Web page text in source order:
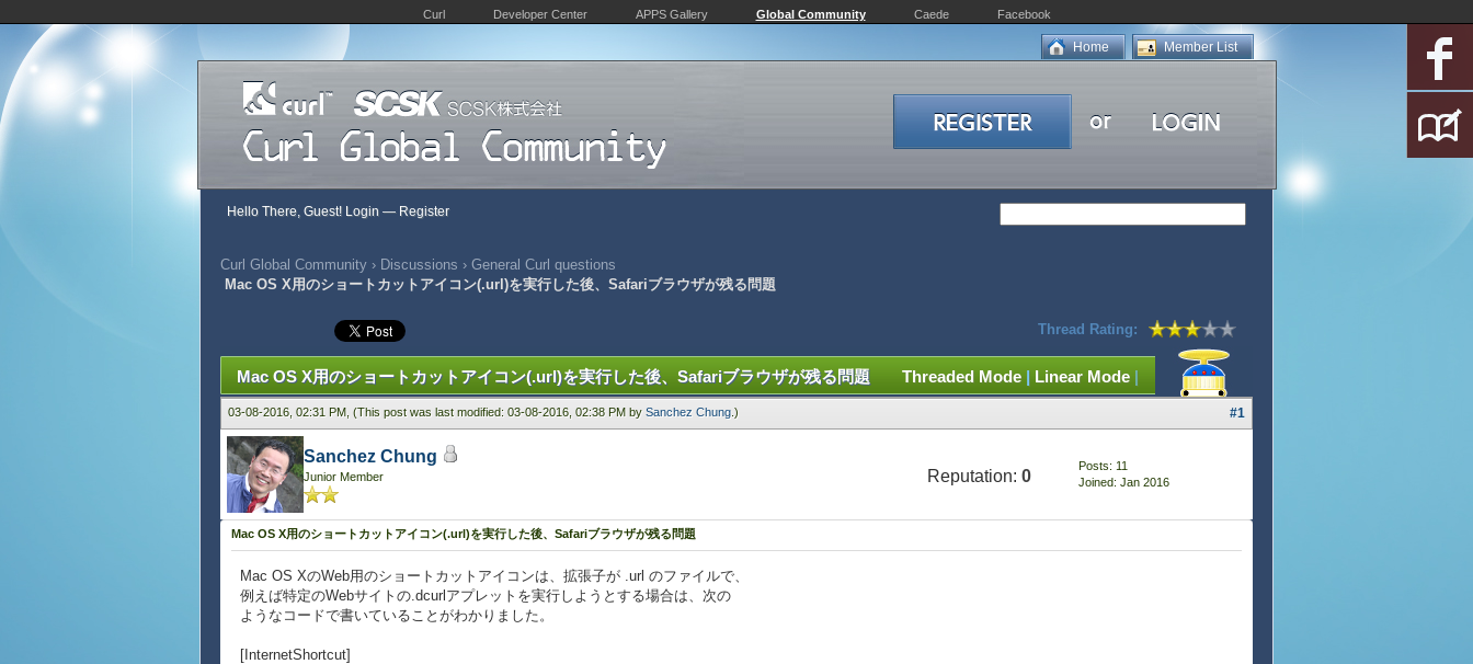
Curl Developer Center APPS Gallery Global Community Caede Facebook
Member List
Home
Hello There, Guest! Login — Register
Curl Global Community › Discussions › General Curl questions
Mac OS X用のショートカットアイコン(.url)を実行した後、Safariブラウザが残る問題
Thread Rating:
Threaded Mode | Linear Mode |
Mac OS X用のショートカットアイコン(.url)を実行した後、Safariブラウザが残る問題
03-08-2016, 02:31 PM, (This post was last modified: 03-08-2016, 02:38 PM by Sanchez Chung .) #1
Sanchez Chung
Junior Member Reputation: 0
Posts: 11
Joined: Jan 2016
Mac OS X用のショートカットアイコン(.url)を実行した後、Safariブラウザが残る問題
Mac OS XのWeb用のショートカットアイコンは、拡張子が .url のファイルで、
例えば特定のWebサイトの.dcurlアプレットを実行しようとする場合は、次の
ようなコードで書いていることがわかりました。
[InternetShortcut]